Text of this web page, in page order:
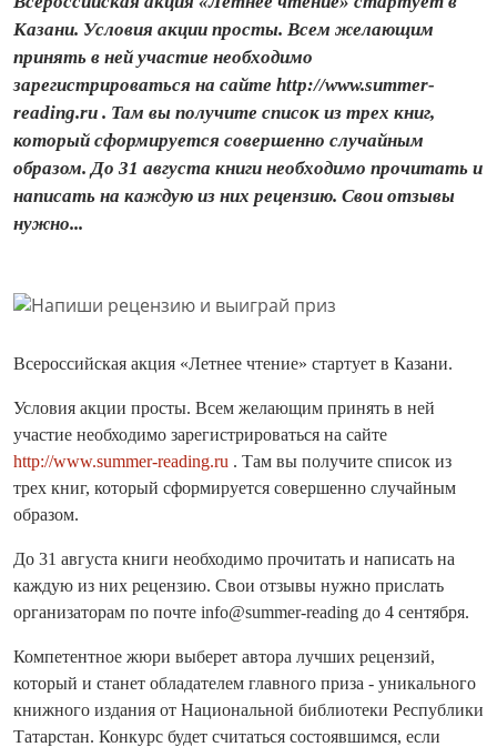
Казани. Условия акции просты. Всем желающим
принять в ней участие необходимо
зарегистрироваться на сайте http://www.summer-
reading.ru . Там вы получите список из трех книг,
который сформируется совершенно случайным
образом. До 31 августа книги необходимо прочитать и
написать на каждую из них рецензию. Свои отзывы
нужно...
Всероссийская акция «Летнее чтение» стартует в Казани.
Условия акции просты. Всем желающим принять в ней
участие необходимо зарегистрироваться на сайте
http://www.summer-reading.ru . Там вы получите список из
трех книг, который сформируется совершенно случайным
образом.
До 31 августа книги необходимо прочитать и написать на
каждую из них рецензию. Свои отзывы нужно прислать
организаторам по почте info@summer-reading до 4 сентября.
Компетентное жюри выберет автора лучших рецензий,
который и станет обладателем главного приза - уникального
книжного издания от Национальной библиотеки Республики
Татарстан. Конкурс будет считаться состоявшимся, если